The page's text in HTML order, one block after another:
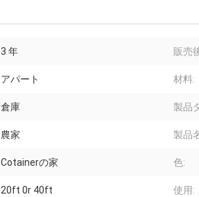
3 年 販売
アパート 材料:
倉庫 製品
農家 製品
Cotainerの家 色:
20ft 0r 40ft 使用: